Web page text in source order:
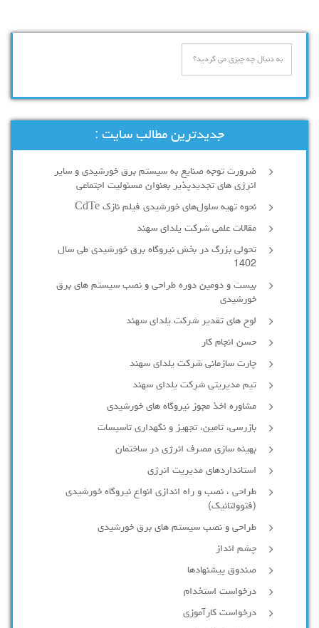
جدیدترین مطالب سایت :
ضرورت توجه صنایع به سیستم‌ برق خورشیدی و سایر
انرژی های تجدیدپذیر بعنوان مسئولیت اجتماعی
نحوه تهیه سلول‌های خورشیدی فیلم نازک CdTe
مقالات علمی شرکت یلدای سهند
تحولی بزرگ در بخش نیروگاه‌ برق خورشیدی طی سال
1402
بیست و دومین دوره طراحی و نصب سیستم های برق
خورشیدی
لوح های تقدیر شرکت یلدای سهند
حسن انجام کار
چارت سازمانی شرکت یلدای سهند
تیم مدیریتی شرکت یلدای سهند
مشاوره اخذ مجوز نیروگاه های خورشیدی
بازرسی، تامین، تجهیز و نگهداری تاسیسات
بهینه سازی مصرف انرژی در ساختمان
استانداردهای مدیریت انرژی
طراحی ، نصب و راه اندازی انواع نیروگاه خورشیدی
(فتوولتائیک)
طراحی و نصب سیستم های برق خورشیدی
چشم انداز
صندوق پیشنهادها
درخواست استخدام
درخواست کارآموزی